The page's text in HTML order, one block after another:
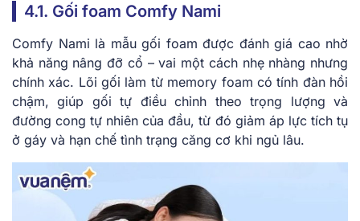
4.1. Gối foam Comfy Nami
Comfy Nami là mẫu gối foam được đánh giá cao nhờ
khả năng nâng đỡ cổ – vai một cách nhẹ nhàng nhưng
chính xác. Lõi gối làm từ memory foam có tính đàn hồi
chậm, giúp gối tự điều chỉnh theo trọng lượng và
đường cong tự nhiên của đầu, từ đó giảm áp lực tích tụ
ở gáy và hạn chế tình trạng căng cơ khi ngủ lâu.